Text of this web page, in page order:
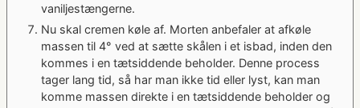
vaniljestængerne.
Nu skal cremen køle af. Morten anbefaler at afkøle
massen til 4° ved at sætte skålen i et isbad, inden den
kommes i en tætsiddende beholder. Denne process
tager lang tid, så har man ikke tid eller lyst, kan man
komme massen direkte i en tætsiddende beholder og